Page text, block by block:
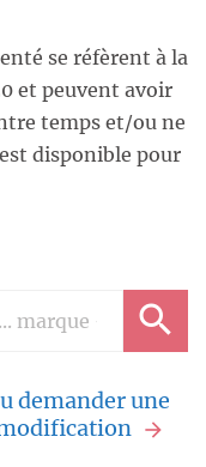
se réfèrent à la
et peuvent avoir
temps et/ou ne
disponible pour
demander une